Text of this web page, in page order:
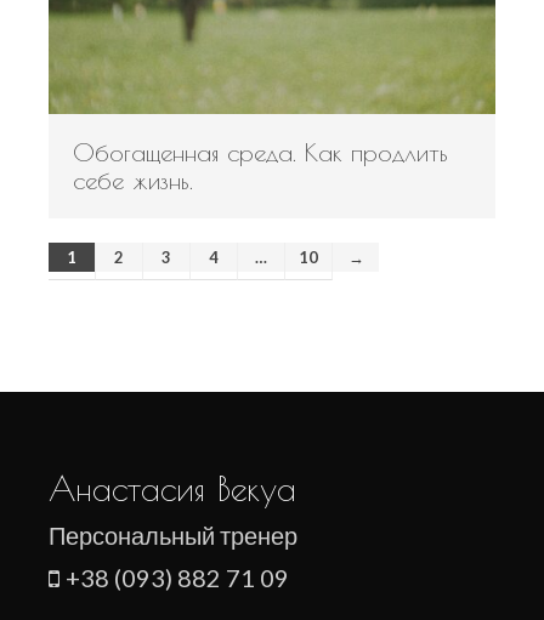
Обогащенная среда. Как продлить
себе жизнь.
1 2 3 4 … 10 →
Анастасия Векуа
Персональный тренер
+38 (093) 882 71 09